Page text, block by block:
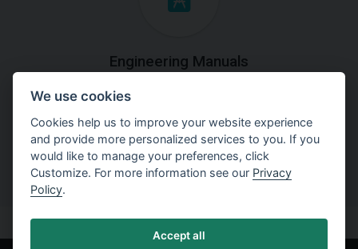
Engineering Manuals
Step by steps guides on how
to solve a specific tasks.
We use cookies
Cookies help us to improve your website experience
and provide more personalized services to you. If you
would like to manage your preferences, click
Customize. For more information see our Privacy
Policy.
Accept all